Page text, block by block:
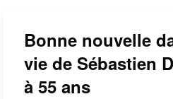
Bonne nouvelle
vie de Sébastien
à 55 ans